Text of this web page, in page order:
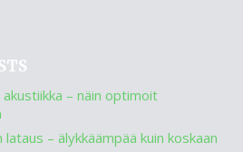
– näin optimoit
lataus – älykkäämpää kuin koskaan